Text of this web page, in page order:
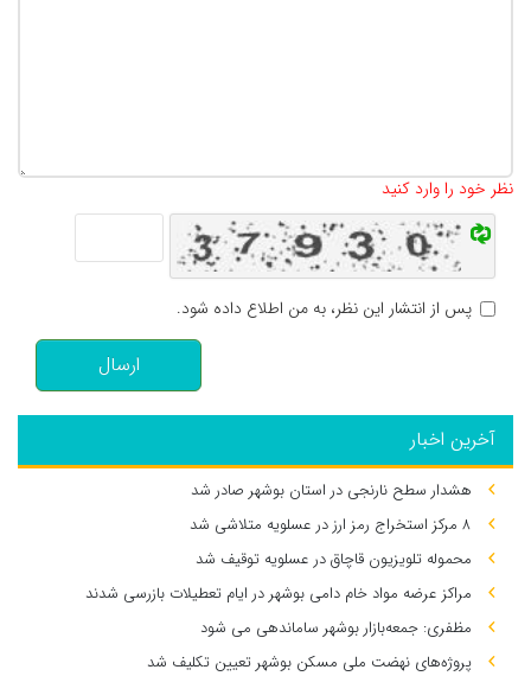
نظر خود را وارد کنید
پس از انتشار این نظر، به من اطلاع داده شود.
ارسال
آخرین اخبار
هشدار سطح نارنجی در استان بوشهر صادر شد
۸ مرکز استخراج رمز ارز در عسلویه متلاشی شد
محموله تلویزیون قاچاق در عسلویه توقیف شد
مراکز عرضه مواد خام دامی بوشهر در ایام تعطیلات بازرسی شدند
مظفری: جمعه‌بازار بوشهر ساماندهی می‌ شود
پروژه‌های نهضت ملی مسکن بوشهر تعیین تکلیف شد